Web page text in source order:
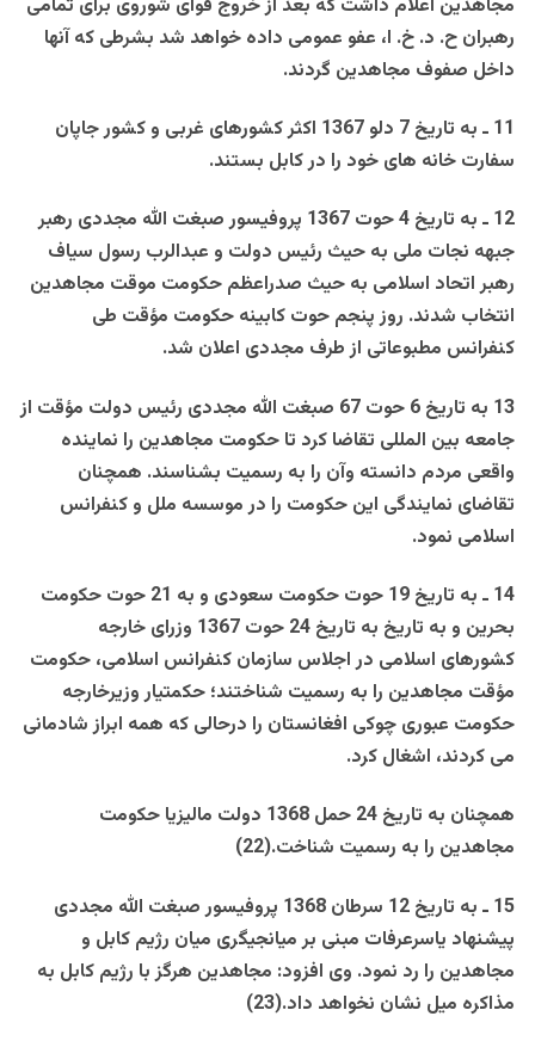
مجاهدين اعلام داشت که بعد از خروج قوای شوروی برای تمامی
رهبران ح. د. خ. ا، عفو عمومی داده خواهد شد بشرطی که آنها
داخل صفوف مجاهدين گردند.
11 ـ به تاريخ 7 دلو 1367 اکثر کشورهای غربی و کشور جاپان
سفارت خانه های خود را در کابل بستند.
12 ـ به تاريخ 4 حوت 1367 پروفيسور صبغت الله مجددی رهبر
جبهه نجات ملی به حيث رئيس دولت و عبدالرب رسول سياف
رهبر اتحاد اسلامی به حيث صدراعظم حکومت موقت مجاهدين
انتخاب شدند. روز پنجم حوت کابينه حکومت مؤقت طی
کنفرانس مطبوعاتی از طرف مجددی اعلان شد.
13 به تاريخ 6 حوت 67 صبغت الله مجددی رئيس دولت مؤقت از
جامعه بين المللی تقاضا کرد تا حکومت مجاهدين را نماينده
واقعی مردم دانسته وآن را به رسميت بشناسند. همچنان
تقاضای نمايندگی اين حکومت را در موسسه ملل و کنفرانس
اسلامی نمود.
14
ـ به تاريخ 19 حوت حکومت سعودی و به 21 حوت حکومت
بحرين و به تاريخ به تاريخ 24 حوت 1367 وزرای خارجه
کشورهای اسلامی در اجلاس سازمان کنفرانس اسلامی، حکومت
مؤقت مجاهدين را به رسميت شناختند؛ حکمتيار وزيرخارجه
حکومت عبوری چوکی افغانستان را درحالی که همه ابراز شادمانی
می کردند، اشغال کرد.
همچنان به تاريخ 24 حمل 1368 دولت ماليزيا حکومت
مجاهدين را به رسميت شناخت.(22)
15 ـ به تاريخ 12 سرطان 1368 پروفيسور صبغت الله مجددی
پيشنهاد ياسرعرفات مبنی بر ميانجيگری ميان رژيم کابل و
مجاهدين را رد نمود. وی افزود: مجاهدين هرگز با رژيم کابل به
مذاکره ميل نشان نخواهد داد.(23)